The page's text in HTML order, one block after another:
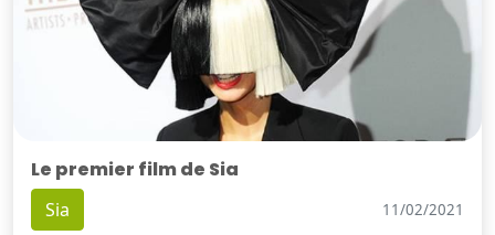
Le premier film de Sia
Sia 11/02/2021